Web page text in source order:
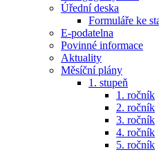
Úřední deska
Formuláře ke
E-podatelna
Povinné informace
Aktuality
Měsíční plány
1. stupeň
1. ročník
2. ročník
3. ročník
4. ročník
5. ročník